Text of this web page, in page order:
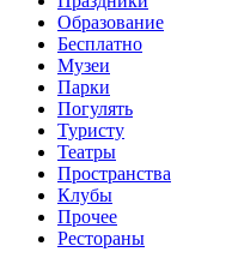
Образование
Бесплатно
Музеи
Парки
Погулять
Туристу
Театры
Пространства
Клубы
Прочее
Рестораны